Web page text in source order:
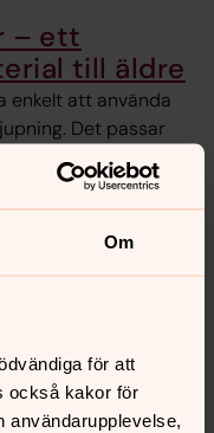
Om
för att
också kakor för
– ett
till äldre
enkelt att använda
Det passar
som i